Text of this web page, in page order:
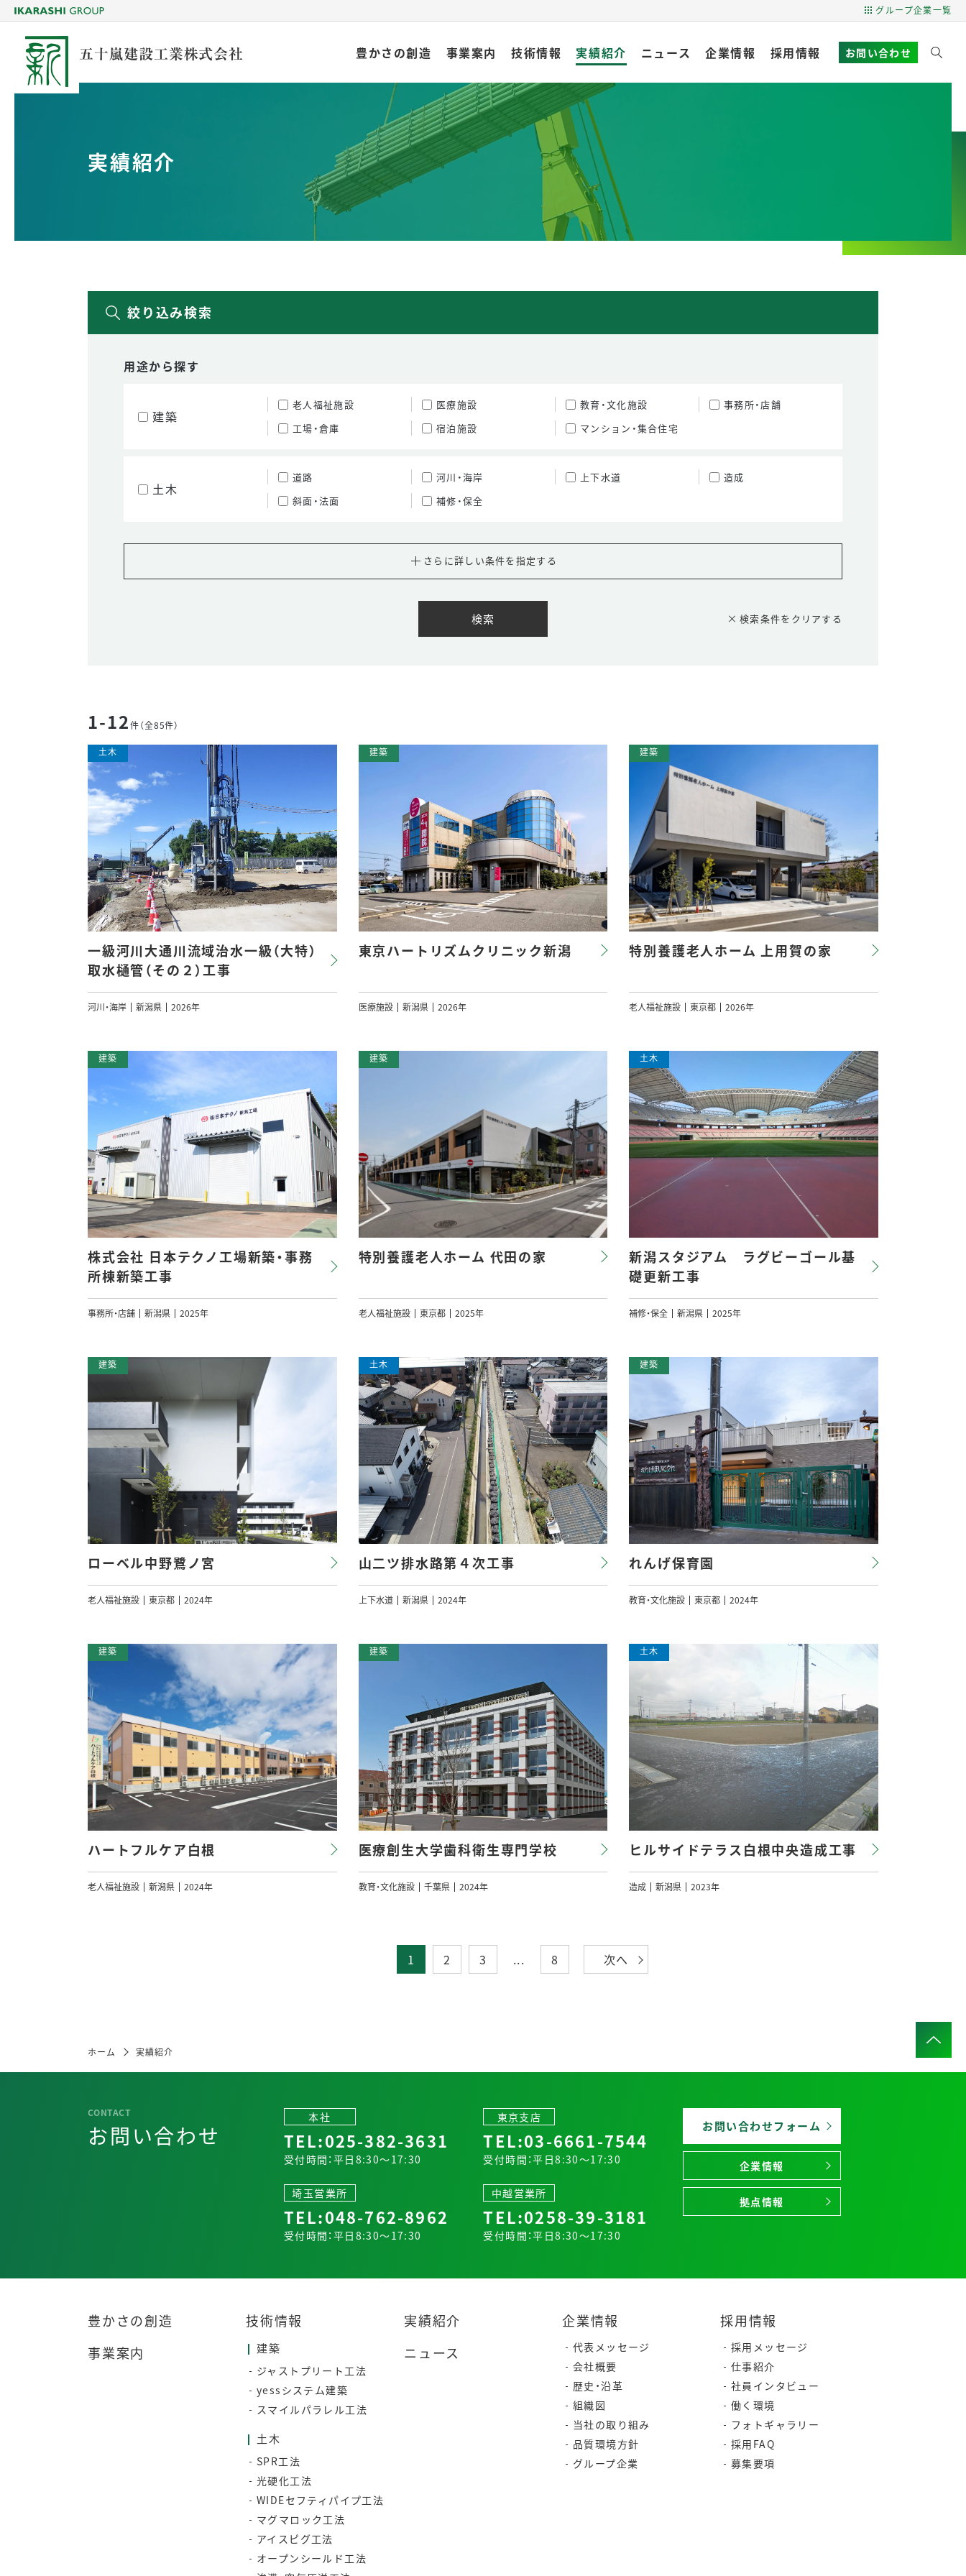
グループ企業一覧
豊かさの創造 事業案内 技術情報 実績紹介 ニュース 企業情報 採用情報 お問い合わせ
実績紹介
絞り込み検索
用途から探す
建築
老人福祉施設 医療施設 教育・文化施設
事務所・店舗
工場・倉庫
宿泊施設 マンション・集合住宅
土木
道路 河川・海岸 上下水道
造成
斜面・法面
補修・保全
さらに詳しい条件を指定する
検索条件をクリアする
1-12件（全85件）
一級河川大通川流域治水一級（大特）
取水樋管（その２）工事
河川・海岸 新潟県 2026年
東京ハートリズムクリニック新潟
医療施設 新潟県 2026年
特別養護老人ホーム 上用賀の家
老人福祉施設 東京都 2026年
株式会社 日本テクノ工場新築・事務
所棟新築工事
事務所・店舗 新潟県 2025年
特別養護老人ホーム 代田の家
老人福祉施設 東京都 2025年
新潟スタジアム ラグビーゴール基
礎更新工事
補修・保全 新潟県 2025年
ローベル中野鷺ノ宮
老人福祉施設 東京都 2024年
山二ツ排水路第４次工事
上下水道 新潟県 2024年
れんげ保育園
教育・文化施設 東京都 2024年
ハートフルケア白根
老人福祉施設 新潟県 2024年
医療創生大学歯科衛生専門学校
教育・文化施設 千葉県 2024年
ヒルサイドテラス白根中央造成工事
造成 新潟県 2023年
1 2 3 ... 次へ
8
ホーム 実績紹介
お問い合わせ
本社
TEL:025-382-3631
受付時間：平日8:30～17:30
東京支店
TEL:03-6661-7544
受付時間：平日8:30～17:30
埼玉営業所
TEL:048-762-8962
受付時間：平日8:30～17:30
中越営業所
TEL:0258-39-3181
受付時間：平日8:30～17:30
お問い合わせフォーム
企業情報
拠点情報
豊かさの創造
事業案内
技術情報
建築
ジャストプリート工法
yessシステム建築
スマイルパラレル工法
土木
SPR工法
光硬化工法
WIDEセフティパイプ工法
マグマロック工法
アイスピグ工法
オープンシールド工法
実績紹介
ニュース
企業情報
代表メッセージ
会社概要
歴史・沿革
組織図
当社の取り組み
品質環境方針
グループ企業
採用情報
採用メッセージ
仕事紹介
社員インタビュー
働く環境
フォトギャラリー
採用FAQ
募集要項